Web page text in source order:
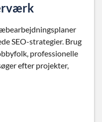
SEO-strategier. Brug
professionelle
efter projekter,